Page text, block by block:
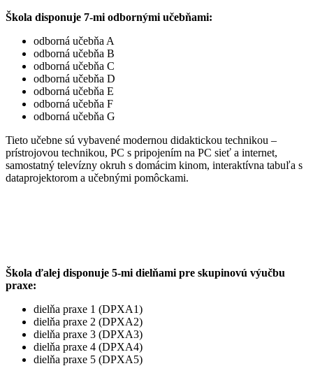
Škola disponuje 7-mi odbornými učebňami:
odborná učebňa A
odborná učebňa B
odborná učebňa C
odborná učebňa D
odborná učebňa E
odborná učebňa F
odborná učebňa G
Tieto učebne sú vybavené modernou didaktickou technikou –
prístrojovou technikou, PC s pripojením na PC sieť a internet,
samostatný televízny okruh s domácim kinom, interaktívna tabuľa s
dataprojektorom a učebnými pomôckami.
Škola ďalej disponuje 5-mi dielňami pre skupinovú výučbu
praxe:
dielňa praxe 1 (DPXA1)
dielňa praxe 2 (DPXA2)
dielňa praxe 3 (DPXA3)
dielňa praxe 4 (DPXA4)
dielňa praxe 5 (DPXA5)